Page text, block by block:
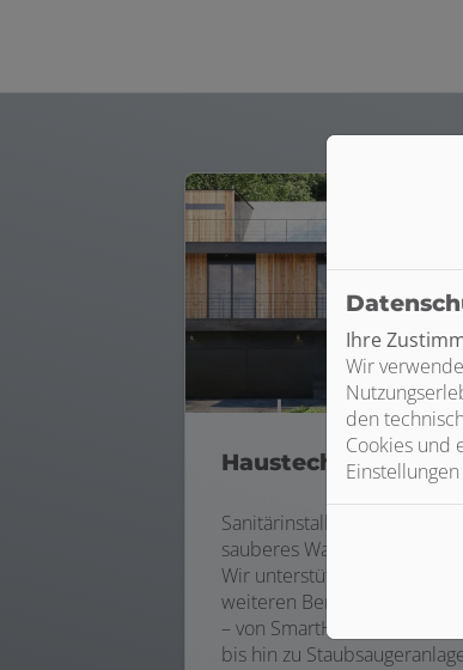
Haustechnik
Sanitärinstallationen für
sauberes Wasser sind
Wir unterstützen Sie aber in
weiteren Bereichen der
– von SmartHome über
bis hin zu
Ihre
Wir
den
Cookies und